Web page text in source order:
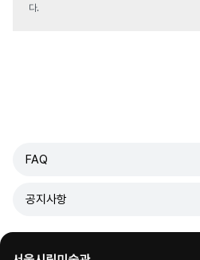
다.
FAQ
공지사항